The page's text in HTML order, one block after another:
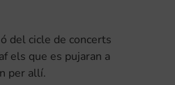
del cicle de concerts
els que es pujaran a
per allí.